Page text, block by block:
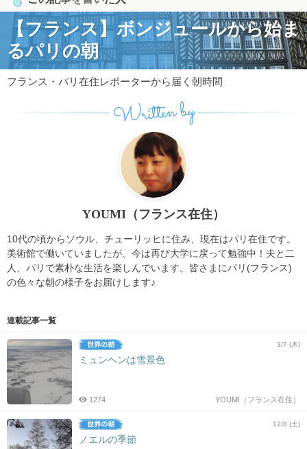
【フランス】ボンジュールから始ま
るパリの朝
フランス・パリ在住レポーターから届く朝時間
Written by
YOUMI（フランス在住）
10代の頃からソウル、チューリッヒに住み、現在はパリ在住です。
美術館で働いていましたが、今は再び大学に戻って勉強中！夫と二
人、パリで素朴な生活を楽しんでいます。皆さまにパリ(フランス)
の色々な朝の様子をお届けします♪
連載記事一覧
3/7 (木)
ミュンヘンは雪景色
YOUMI（フランス在住）
1274
12/8 (土)
ノエルの季節